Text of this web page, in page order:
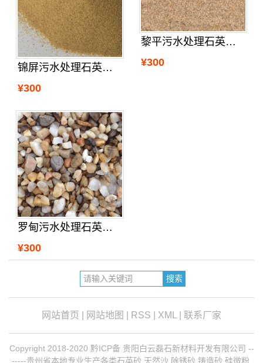
锦屏污水处理石英沙有卖没
¥300
黎平污水处理石英砂招商
¥300
罗甸污水处理石英砂价格
¥300
网站首页 网站地图 RSS XML 联系厂家
Copyright 2018-2020 黔ICP备 贵阳白云磊石新材料开发有限公司 --
-----贵州省本地专业生产各类石英砂,天然沙,除锈砂,铸造砂,硅微粉,